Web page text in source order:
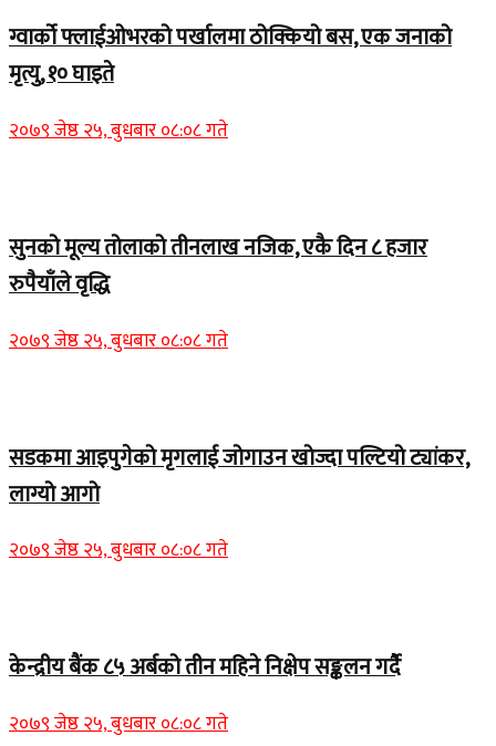
ग्वार्को फ्लाईओभरको पर्खालमा ठोक्कियो बस, एक जनाको
मृत्यु, १० घाइते
२०७९ जेष्ठ २५, बुधबार ०८:०८ गते
सुनको मूल्य तोलाको तीनलाख नजिक, एकै दिन ८ हजार
रुपैयाँले वृद्धि
२०७९ जेष्ठ २५, बुधबार ०८:०८ गते
सडकमा आइपुगेको मृगलाई जोगाउन खोज्दा पल्टियो ट्यांकर,
लाग्यो आगो
२०७९ जेष्ठ २५, बुधबार ०८:०८ गते
केन्द्रीय बैंक ८५ अर्बको तीन महिने निक्षेप सङ्कलन गर्दै
२०७९ जेष्ठ २५, बुधबार ०८:०८ गते